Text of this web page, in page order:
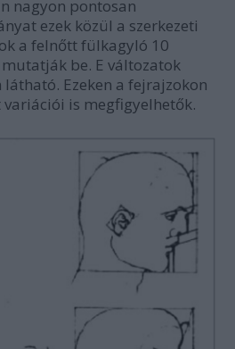
nagyon pontosan
ezek közül a szerkezeti
a felnőtt fülkagyló 10
be. E változatok
Ezeken a fejrajzokon
is megfigyelhetők.